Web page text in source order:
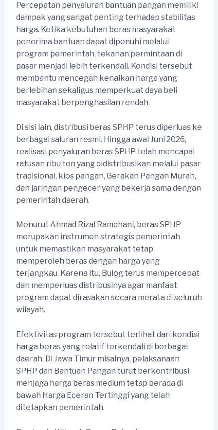
Percepatan penyaluran bantuan pangan memiliki
dampak yang sangat penting terhadap stabilitas
harga. Ketika kebutuhan beras masyarakat
penerima bantuan dapat dipenuhi melalui
program pemerintah, tekanan permintaan di
pasar menjadi lebih terkendali. Kondisi tersebut
membantu mencegah kenaikan harga yang
berlebihan sekaligus memperkuat daya beli
masyarakat berpenghasilan rendah.
Di sisi lain, distribusi beras SPHP terus diperluas ke
berbagai saluran resmi. Hingga awal Juni 2026,
realisasi penyaluran beras SPHP telah mencapai
ratusan ribu ton yang didistribusikan melalui pasar
tradisional, kios pangan, Gerakan Pangan Murah,
dan jaringan pengecer yang bekerja sama dengan
pemerintah daerah.
Menurut Ahmad Rizal Ramdhani, beras SPHP
merupakan instrumen strategis pemerintah
untuk memastikan masyarakat tetap
memperoleh beras dengan harga yang
terjangkau. Karena itu, Bulog terus mempercepat
dan memperluas distribusinya agar manfaat
program dapat dirasakan secara merata di seluruh
wilayah.
Efektivitas program tersebut terlihat dari kondisi
harga beras yang relatif terkendali di berbagai
daerah. Di Jawa Timur misalnya, pelaksanaan
SPHP dan Bantuan Pangan turut berkontribusi
menjaga harga beras medium tetap berada di
bawah Harga Eceran Tertinggi yang telah
ditetapkan pemerintah.